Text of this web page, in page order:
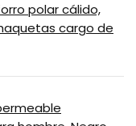
polar cálido,
cargo de